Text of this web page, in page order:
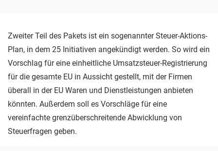
Zweiter Teil des Pakets ist ein sogenannter Steuer-Aktions-
Plan, in dem 25 Initiativen angekündigt werden. So wird ein
Vorschlag für eine einheitliche Umsatzsteuer-Registrierung
für die gesamte EU in Aussicht gestellt, mit der Firmen
überall in der EU Waren und Dienstleistungen anbieten
könnten. Außerdem soll es Vorschläge für eine
vereinfachte grenzüberschreitende Abwicklung von
Steuerfragen geben.